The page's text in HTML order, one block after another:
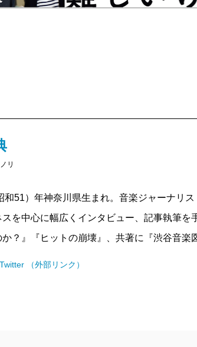
年は「ソーシャルの時代」。YouTubeとソ
は大きく変わった。誰もが情報の発信側に
チュンクッキー」（2013年）のミュージッ
なってマスクをせず笑顔を見せて踊っていた
で、音楽も、社会も、大きく変わった。だ
リ
和51）年神奈川県生まれ。音楽ジャーナリ
スを中心に幅広くインタビュー、記事執筆を
か？』『ヒットの崩壊』、共著に『渋谷音楽
（外部リンク）